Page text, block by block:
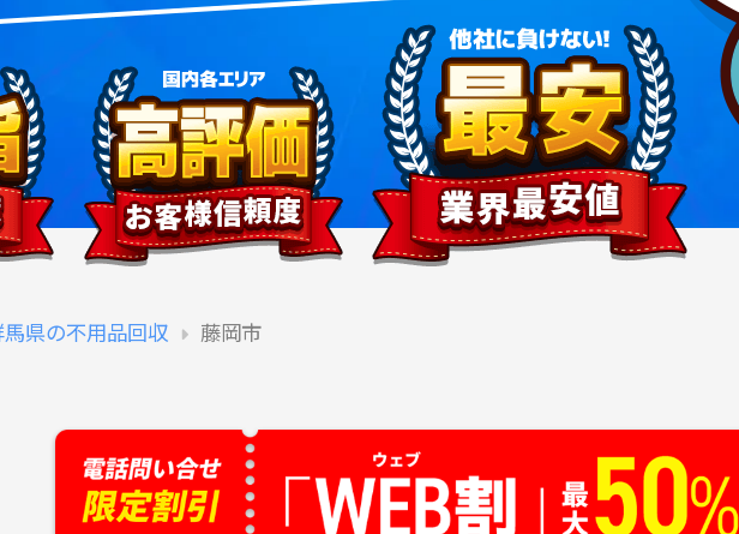
県の不用品回収 藤岡市